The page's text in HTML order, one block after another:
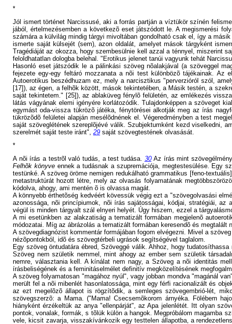
*
Jól ismert történet Narcissusé, aki a forrás partján a víztükör színén
jából, értelmezésemben a következõ eset játszódott le. A megismerési
számára a külvilág mindig tárgyi mivoltában gondolható csak el, így a
ismerte saját külsejét (sem), azon oldalát, amelyet mások tárgyként
Tragédiáját az okozza, hogy szembesülnie kell azzal a ténnyel, miszerint
feloldhatatlan dologba belehal. "Erotikus jelenet tanúi vagyunk tehát
Hasonló eset játszódik le a pálinkási szöveg nõalakjával (a szöveggel
fejezete egy-egy feltáró mozzanata a nõi test különbözõ tájékainak. Az
Autoerotikus beszédhuzam ez, mely a narcisztikus "perverzióról szól,
[17]), az égen, a felhõk között, mások tekintetében, a Másik testén, a
saját tekintetem." [25]), az ablaküveg fénylõ felületén, az emlékezés
látás vágyának elemi igényére korlátozódik. Tulajdonképpen a szöveget
egymást oda-vissza tükrözõ játéka, fénytörései alkotják meg az írás
tükrözõdõ felületei alapján mesélõdnének el. Végeredményben a test
saját szöveglétének szereplõjévé válik. Szubjektumként kezd viselkedni,
szerelmét saját teste iránt", 29 saját szövegtestének olvasását.
*
A nõi írás a testrõl való tudás, a test tudása. 30 Az írás mint
Felhõk könyveennek a tudásnak a szupremációja, megtestesülése. Egy
testünké. A szöveg öröme nemigen redukálható grammatikus [feno-
metastruktúrát hozott létre, mely az olvasás folyamatának
kódolva, ahogy, ami mentén õ is olvassa magát.
A könnyebb érthetõség kedvéért kövessük végig ezt a "szövegolvasási
azonossága, nõi princípiumok, nõi írás sajátosságai, kódjai, stratégiái, az
végül is minden tárgyalt szál elnyeri helyét. Úgy hiszem, ezzel a
A mi esetünkben az alakzatiság a tematizált formában megjelenõ
módozatai. Míg az ábrázolás a tematizált formában keresendõ és
A szövegdiagnózist kommentár formájában fogom elvégezni. Mivel a
nézõpontokból, idõ és szövegtérbeli ugrások segítségével taglalom.
Egy szöveg öntudatára ébred, Szöveggé válik. Ahhoz, hogy
Szöveg nem születik nemmel, mint ahogy az ember sem születik
nemre, választania kell. A kínálat nem nagy, a Szöveg a nõi identitás
írásbeliségének és a feminitáselmélet definitív megközelítésének
A szöveg folyamatosan "magához nyúl", vagy jobban mondva "magánál
merült fel a nõi mibenlét hasonlatossága, mint egy férfi racionalizált és
az ezt megelõzõ állapot is rögzítõdik, a semleges szövegembrió-lét,
szövegszerzõ: a Mama. ("Mama! Csecsemõkorom árnyéka. Fölébem
hiányként érzékeltük az anya "ellenpárját", az Apa jelenlétét. Itt olyan
pontok, vonalak, formák, s tõlük külön a hangok. Megpróbálom magamba
vele, kicsit zavarja, visszakívánkozik egy testtelen állapotba, a